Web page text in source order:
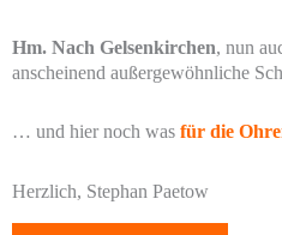
Hm. Nach Gelsenkirchen, nun
anscheinend außergewöhnliche
… und hier noch was für die
Herzlich, Stephan Paetow